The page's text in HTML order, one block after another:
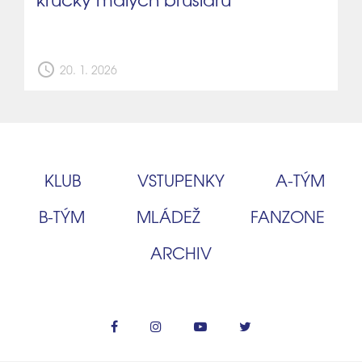
schedule 20. 1. 2026
KLUB VSTUPENKY
A‑TÝM
B‑TÝM
MLÁDEŽ
FANZONE
ARCHIV